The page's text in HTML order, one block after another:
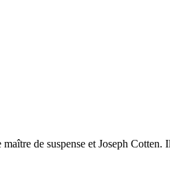
de suspense et Joseph